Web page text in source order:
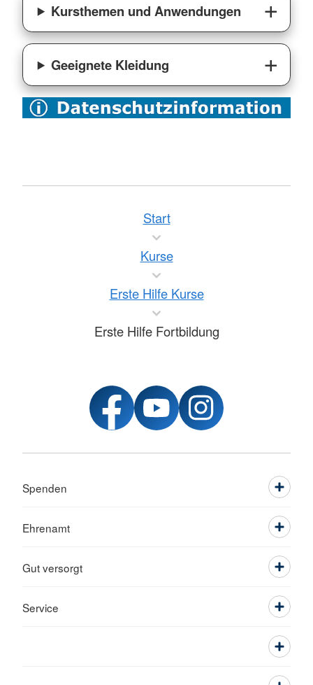
Kursthemen und Anwendungen
Geeignete Kleidung
Start
Kurse
Erste Hilfe Kurse
Erste Hilfe Fortbildung
Spenden
Ehrenamt
Gut versorgt
Service